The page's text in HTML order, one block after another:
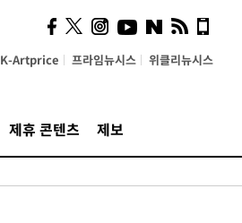
K-Artprice 프라임뉴시스 위클리뉴시스
제휴 콘텐츠 제보
사이 해답 찾았죠"…알을
깨고 나온 '초자아'